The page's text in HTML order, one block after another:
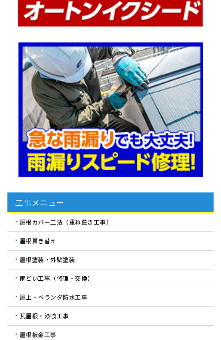
工事メニュー
屋根カバー工法（重ね葺き工事）
屋根葺き替え
屋根塗装・外壁塗装
雨どい工事（修理・交換）
屋上・ベランダ防水工事
瓦屋根・漆喰工事
屋根板金工事